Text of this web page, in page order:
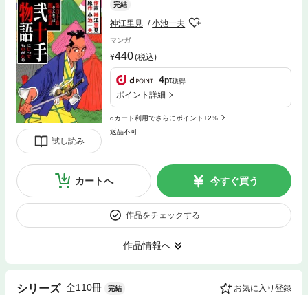
試し読み
完結
神江里見 小池一夫
マンガ
440(税込)
4pt獲得
ポイント詳細
dカード利用でさらにポイント+2%
返品不可
カートへ 今すぐ買う
作品をチェックする
作品情報へ
シリーズ 全110冊 完結 お気に入り登録